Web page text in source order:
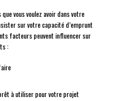
vous voulez avoir dans votre
sur votre capacité d’emprunt
facteurs peuvent influencer sur
:
à utiliser pour votre projet